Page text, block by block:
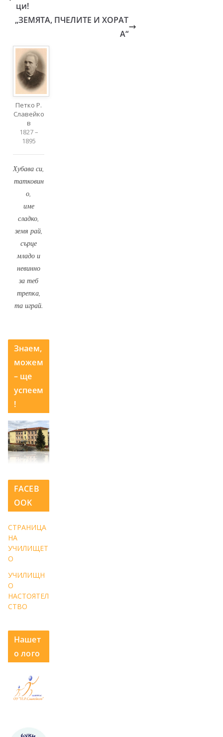
ци!
„ЗЕМЯТА, ПЧЕЛИТЕ И ХОРАТ
А“
Петко Р.
Славейко
в
1827 –
1895
Хубава си,
татковин
о,
име
сладко,
земя рай,
сърце
младо и
невинно
за теб
трепка,
та играй.
Знаем,
можем
– ще
успеем
!
FACEB
OOK
СТРАНИЦА
НА
УЧИЛИЩЕТ
О
УЧИЛИЩН
О
НАСТОЯТЕЛ
СТВО
Нашет
о лого